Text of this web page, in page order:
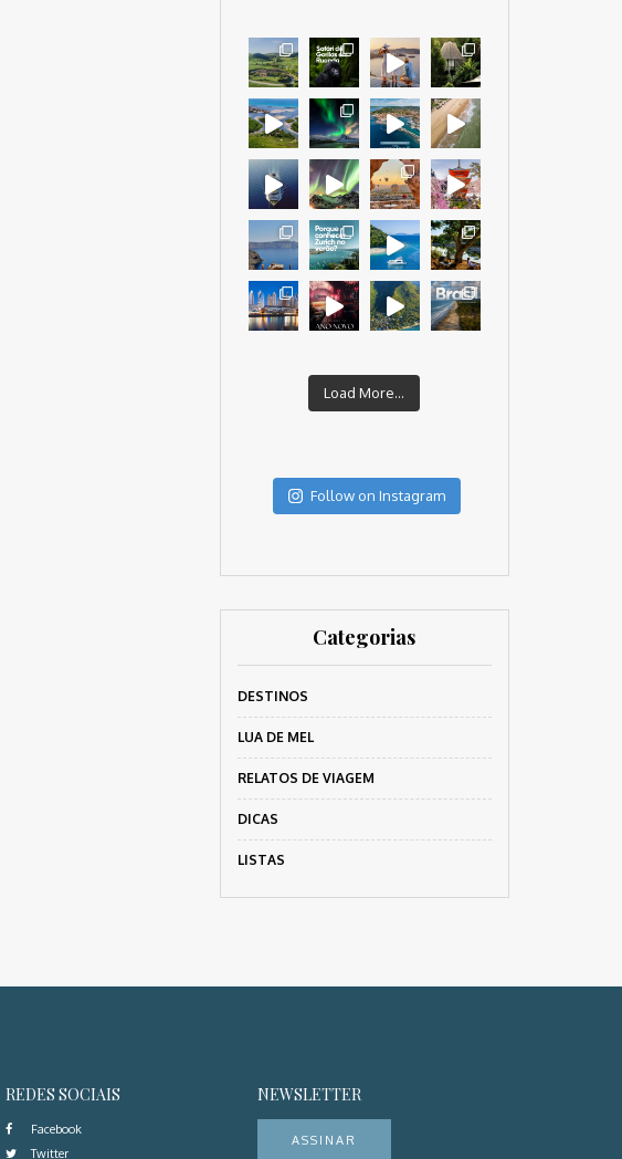
Load More...
Follow on Instagram
Categorias
DESTINOS
LUA DE MEL
RELATOS DE VIAGEM
DICAS
LISTAS
REDES SOCIAIS
Facebook
Twitter
NEWSLETTER
ASSINAR